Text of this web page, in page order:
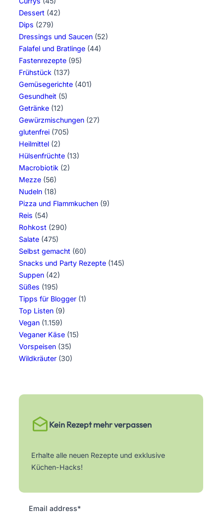
Dessert (42)
Dips (279)
Dressings und Saucen (52)
Falafel und Bratlinge (44)
Fastenrezepte (95)
Frühstück (137)
Gemüsegerichte (401)
Gesundheit (5)
Getränke (12)
Gewürzmischungen (27)
glutenfrei (705)
Heilmittel (2)
Hülsenfrüchte (13)
Macrobiotik (2)
Mezze (56)
Nudeln (18)
Pizza und Flammkuchen (9)
Reis (54)
Rohkost (290)
Salate (475)
Selbst gemacht (60)
Snacks und Party Rezepte (145)
Suppen (42)
Süßes (195)
Tipps für Blogger (1)
Top Listen (9)
Vegan (1.159)
Veganer Käse (15)
Vorspeisen (35)
Wildkräuter (30)
Kein Rezept mehr verpassen
Erhalte alle neuen Rezepte und exklusive
Küchen-Hacks!
Email address*